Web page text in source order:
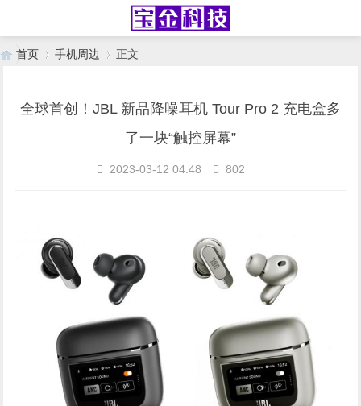
首页 手机周边 正文
全球首创！JBL 新品降噪耳机 Tour Pro 2 充电盒多
了一块“触控屏幕”
2023-03-12 04:48 802